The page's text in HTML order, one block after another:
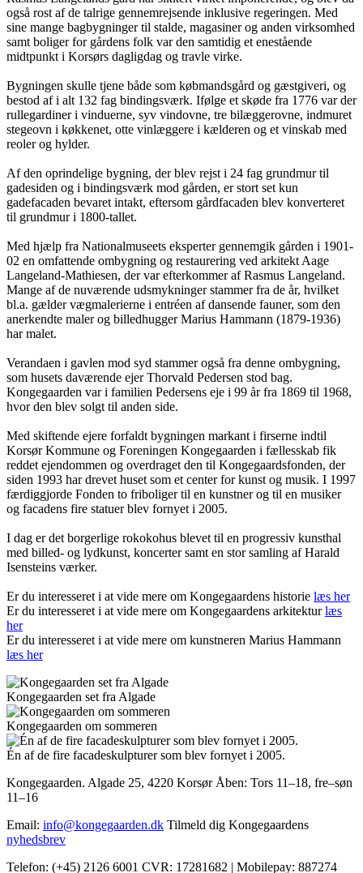
også rost af de talrige gennemrejsende inklusive regeringen. Med
sine mange bagbygninger til stalde, magasiner og anden virksomhed
samt boliger for gårdens folk var den samtidig et enestående
midtpunkt i Korsørs dagligdag og travle virke.
Bygningen skulle tjene både som købmandsgård og gæstgiveri, og
bestod af i alt 132 fag bindingsværk. Ifølge et skøde fra 1776 var der
rullegardiner i vinduerne, syv vindovne, tre bilæggerovne, indmuret
stegeovn i køkkenet, otte vinlæggere i kælderen og et vinskab med
reoler og hylder.
Af den oprindelige bygning, der blev rejst i 24 fag grundmur til
gadesiden og i bindingsværk mod gården, er stort set kun
gadefacaden bevaret intakt, eftersom gårdfacaden blev konverteret
til grundmur i 1800-tallet.
Med hjælp fra Nationalmuseets eksperter gennemgik gården i 1901-
02 en omfattende ombygning og restaurering ved arkitekt Aage
Langeland-Mathiesen, der var efterkommer af Rasmus Langeland.
Mange af de nuværende udsmykninger stammer fra de år, hvilket
bl.a. gælder vægmalerierne i entréen af dansende fauner, som den
anerkendte maler og billedhugger Marius Hammann (1879-1936)
har malet.
Verandaen i gavlen mod syd stammer også fra denne ombygning,
som husets daværende ejer Thorvald Pedersen stod bag.
Kongegaarden var i familien Pedersens eje i 99 år fra 1869 til 1968,
hvor den blev solgt til anden side.
Med skiftende ejere forfaldt bygningen markant i firserne indtil
Korsør Kommune og Foreningen Kongegaarden i fællesskab fik
reddet ejendommen og overdraget den til Kongegaardsfonden, der
siden 1993 har drevet huset som et center for kunst og musik. I 1997
færdiggjorde Fonden to friboliger til en kunstner og til en musiker
og facadens fire statuer blev fornyet i 2005.
I dag er det borgerlige rokokohus blevet til en progressiv kunsthal
med billed- og lydkunst, koncerter samt en stor samling af Harald
Isensteins værker.
Er du interesseret i at vide mere om Kongegaardens historie læs her
Er du interesseret i at vide mere om Kongegaardens arkitekturlæs
her
Er du interesseret i at vide mere om kunstneren Marius Hammann
læs her
Kongegaarden set fra Algade
Kongegaarden om sommeren
Én af de fire facadeskulpturer som blev fornyet i 2005.
Kongegaarden. Algade 25, 4220 Korsør Åben: Tors 11–18, fre–søn
11–16
Email: info@kongegaarden.dk Tilmeld dig Kongegaardens
nyhedsbrev
Telefon: (+45) 2126 6001 CVR: 17281682 | Mobilepay: 887274